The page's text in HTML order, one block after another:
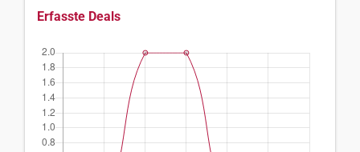
Erfasste Deals